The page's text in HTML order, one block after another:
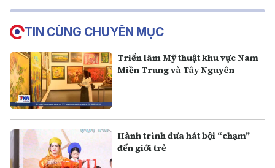
TIN CÙNG CHUYÊN MỤC
Triển lãm Mỹ thuật khu vực Nam
Miền Trung và Tây Nguyên
Hành trình đưa hát bội “chạm”
đến giới trẻ